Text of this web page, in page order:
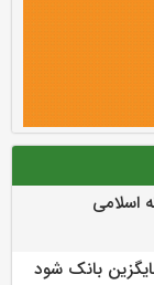
اسلامی
بانک شود